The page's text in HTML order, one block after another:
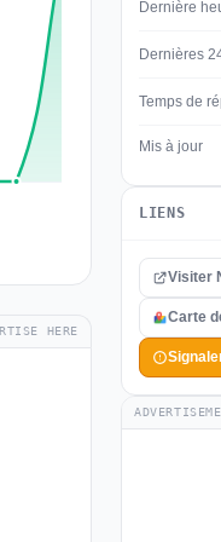
HERE
Dernière
Dernières
Temps de
Mis à jour
LIENS
Visiter
Carte